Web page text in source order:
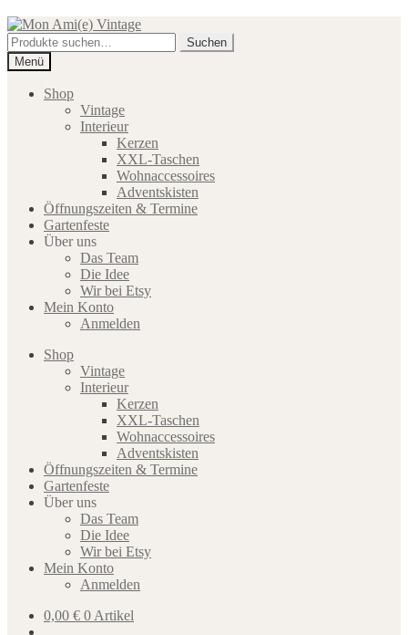
Zur
Navigation
springen
Zum
Inhalt
springen
Suche
nach:
Suchen
Menü
Shop
Vintage
Interieur
Kerzen
XXL-Taschen
Wohnaccessoires
Adventskisten
Öffnungszeiten & Termine
Gartenfeste
Über uns
Das Team
Die Idee
Wir bei Etsy
Mein Konto
Anmelden
Shop
Vintage
Interieur
Kerzen
XXL-Taschen
Wohnaccessoires
Adventskisten
Öffnungszeiten & Termine
Gartenfeste
Über uns
Das Team
Die Idee
Wir bei Etsy
Mein Konto
Anmelden
0,00 € 0 Artikel